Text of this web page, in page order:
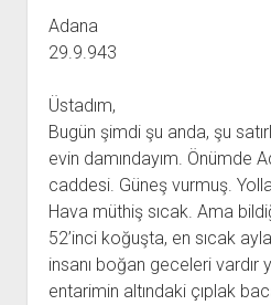
Adana
29.9.943
Üstadım,
Bugün şimdi şu anda, şu
evin damındayım. Önümde
caddesi. Güneş vurmuş.
Hava müthiş sıcak. Ama
52’inci koğuşta, en sıcak
insanı boğan geceleri vardır
entarimin altındaki çıplak